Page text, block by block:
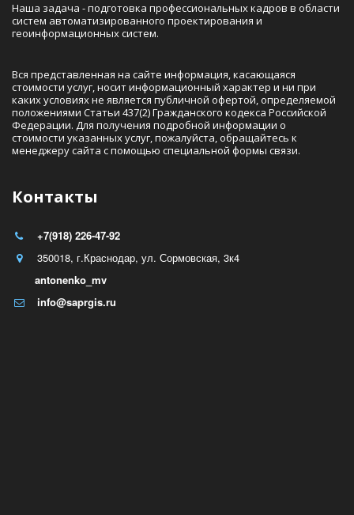
Наша задача - подготовка профессиональных кадров в области
систем автоматизированного проектирования и
геоинформационных систем.
Вся представленная на сайте информация, касающаяся
стоимости услуг, носит информационный характер и ни при
каких условиях не является публичной офертой, определяемой
положениями Статьи 437(2) Гражданского кодекса Российской
Федерации. Для получения подробной информации о
стоимости указанных услуг, пожалуйста, обращайтесь к
менеджеру сайта с помощью специальной формы связи.
Контакты
+7(918) 226-47-92
350018, г.Краснодар, ул. Сормовская, 3к4
antonenko_mv
info@saprgis.ru